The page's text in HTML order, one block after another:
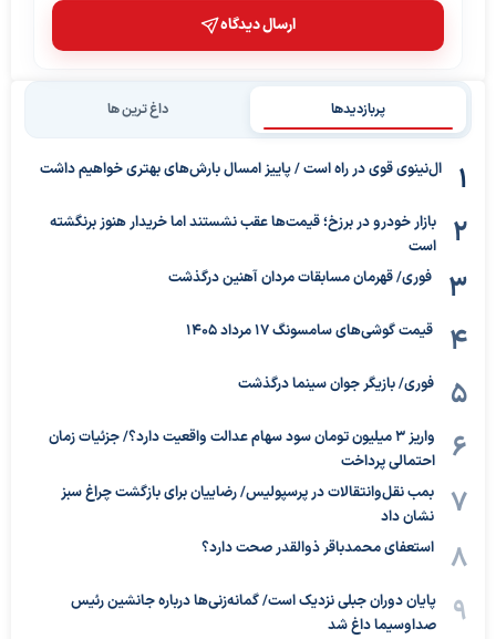
ارسال دیدگاه
پربازدیدها داغ ترین ها
ال‌نینوی قوی در راه است / پاییز امسال بارش‌های بهتری خواهیم داشت
بازار خودرو در برزخ؛ قیمت‌ها عقب نشستند اما خریدار هنوز برنگشته
است
فوری/ قهرمان مسابقات مردان آهنین درگذشت
قیمت گوشی‌های سامسونگ 17 مرداد 1405
فوری/ بازیگر جوان سینما درگذشت
واریز ۳ میلیون تومان سود سهام عدالت واقعیت دارد؟/ جزئیات زمان
احتمالی پرداخت
بمب نقل‌وانتقالات در پرسپولیس/ رضاییان برای بازگشت چراغ سبز
نشان داد
استعفای محمدباقر ذوالقدر صحت دارد؟
پایان دوران جبلی نزدیک است/ گمانه‌زنی‌ها درباره جانشین رئیس
صداوسیما داغ شد